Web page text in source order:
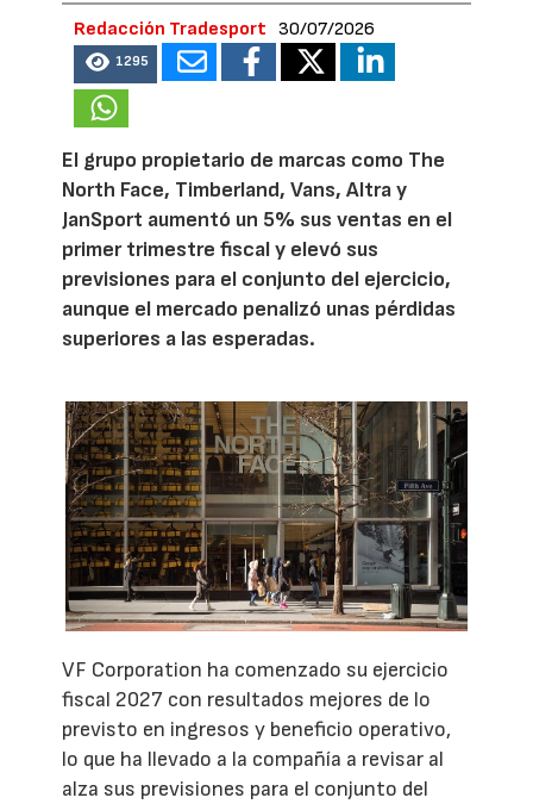
Redacción Tradesport 30/07/2026
1295
El grupo propietario de marcas como The
North Face, Timberland, Vans, Altra y
JanSport aumentó un 5% sus ventas en el
primer trimestre fiscal y elevó sus
previsiones para el conjunto del ejercicio,
aunque el mercado penalizó unas pérdidas
superiores a las esperadas.
VF Corporation ha comenzado su ejercicio
fiscal 2027 con resultados mejores de lo
previsto en ingresos y beneficio operativo,
lo que ha llevado a la compañía a revisar al
alza sus previsiones para el conjunto del